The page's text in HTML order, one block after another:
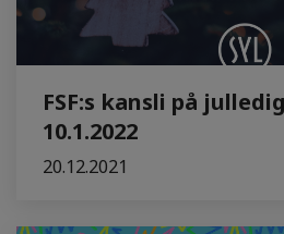
FSF:s kansli på
10.1.2022
20.12.2021